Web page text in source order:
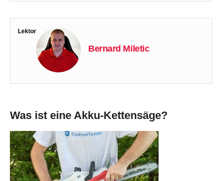
Lektor
Bernard Miletic
Was ist eine Akku-Kettensäge?